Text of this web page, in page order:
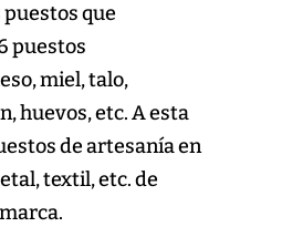
que
puestos
miel, talo,
huevos, etc. A esta
de artesanía en
textil, etc. de